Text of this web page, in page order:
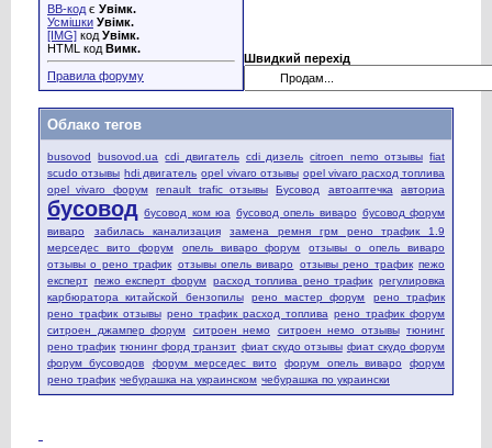
BB-код є Увімк.
Усмішки Увімк.
[IMG] код Увімк.
HTML код Вимк.
Правила форуму
Швидкий перехід
Облако тегов
busovod busovod.ua cdi двигатель cdi дизель citroen nemo отзывы fiat
scudo отзывы hdi двигатель opel vivaro отзывы opel vivaro расход топлива
opel vivaro форум
renault trafic отзывы Бусовод автоаптечка авториа
бусовод бусовод ком юа бусовод опель виваро бусовод форум
виваро
забилась канализация
замена ремня грм рено трафик 1.9
мерседес вито форум
опель виваро форум
отзывы о опель виваро
отзывы о рено трафик отзывы опель виваро отзывы рено трафик пежо
експерт пежо експерт форум расход топлива рено трафик регулировка
карбюратора китайской бензопилы
рено мастер форум
рено трафик
рено трафик отзывы рено трафик расход топлива рено трафик форум
ситроен джампер форум
ситроен немо ситроен немо отзывы тюнинг
рено трафик тюнинг форд транзит фиат скудо отзывы фиат скудо форум
форум бусоводов
форум мерседес вито форум опель виваро
форум
рено трафик чебурашка на украинском чебурашка по украински